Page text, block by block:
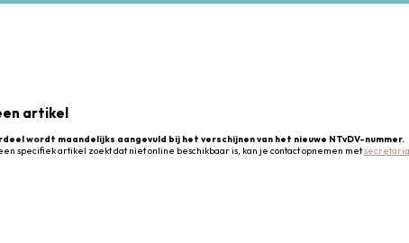
artikel
wordt maandelijks aangevuld bij het verschijnen van het nieuwe NTvDV-nummer.
specifiek artikel zoekt dat niet online beschikbaar is, kan je contact opnemen met